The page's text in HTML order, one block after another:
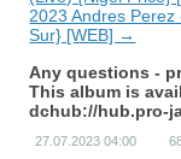
2023 Andres
Sur} [WEB] →
Any questions -
This album is
dchub://hub.pro-
27.07.2023 04:00